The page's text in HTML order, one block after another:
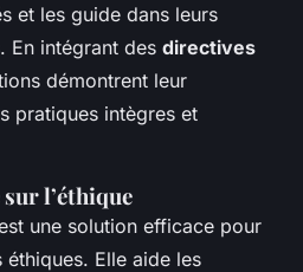
et les guide dans leurs
En intégrant des directives
démontrent leur
pratiques intègres et
l’éthique
une solution efficace pour
Elle aide les